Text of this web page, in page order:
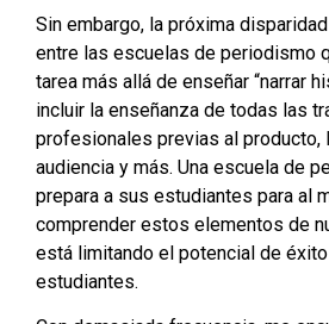
Sin embargo, la próxima
entre las escuelas de periodismo
tarea más allá de enseñar “narrar
incluir la enseñanza de todas las
profesionales previas al producto,
audiencia y más. Una escuela de
prepara a sus estudiantes para al
comprender estos elementos de
está limitando el potencial de
estudiantes.